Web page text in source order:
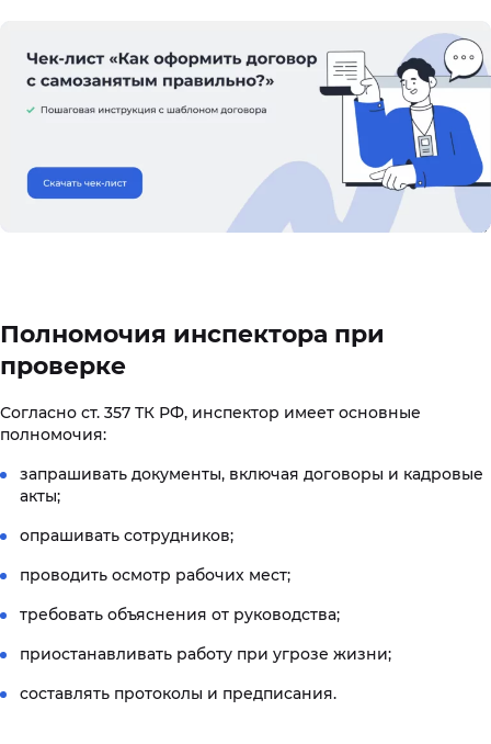
Полномочия инспектора при
проверке
Согласно ст. 357 ТК РФ, инспектор имеет основные
полномочия:
запрашивать документы, включая договоры и кадровые
акты;
опрашивать сотрудников;
проводить осмотр рабочих мест;
требовать объяснения от руководства;
приостанавливать работу при угрозе жизни;
составлять протоколы и предписания.